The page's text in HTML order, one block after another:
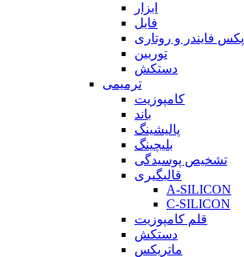
ابزار
فایل
اپکس فایندر و روتاری
توربین
دستکش
ترمیمی
کامپوزیت
باند
پالیشینگ
بلیچینگ
تشخیص پوسیدگی
قالبگیری
A-SILICON
C-SILICON
قلم کامپوزیت
دستکش
ماتریکس